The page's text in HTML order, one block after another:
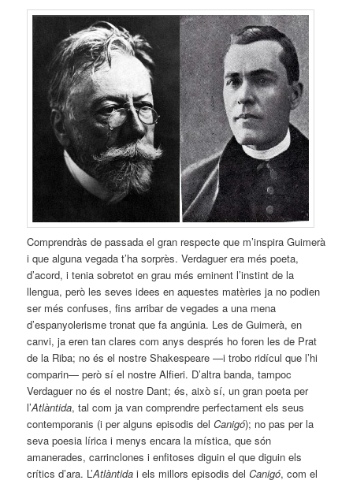
Comprendràs de passada el gran respecte que m’inspira Guimerà
i que alguna vegada t’ha sorprès. Verdaguer era més poeta,
d’acord, i tenia sobretot en grau més eminent l’instint de la
llengua, però les seves idees en aquestes matèries ja no podien
ser més confuses, fins arribar de vegades a una mena
d’espanyolerisme tronat que fa angúnia. Les de Guimerà, en
canvi, ja eren tan clares com anys després ho foren les de Prat
de la Riba; no és el nostre Shakespeare —i trobo ridícul que l’hi
comparin— però sí el nostre Alfieri. D’altra banda, tampoc
Verdaguer no és el nostre Dant; és, això sí, un gran poeta per
l’At­làntida, tal com ja van comprendre perfectament els seus
contemporanis (i per alguns episodis delCanigó); no pas per la
seva poesia lírica i menys encara la mística, que són
amanerades, carrinclones i enfitoses diguin el que diguin els
crítics d’ara. L’Atlàntida i els millors episodis delCanigó, com el